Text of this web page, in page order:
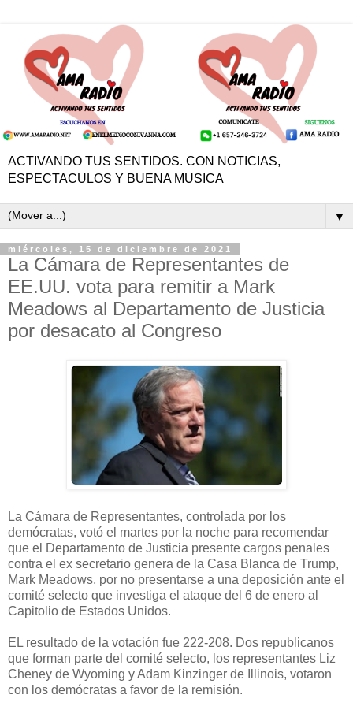
ACTIVANDO TUS SENTIDOS. CON NOTICIAS,
ESPECTACULOS Y BUENA MUSICA
▼
miércoles, 15 de diciembre de 2021
La Cámara de Representantes de
EE.UU. vota para remitir a Mark
Meadows al Departamento de Justicia
por desacato al Congreso
La Cámara de Representantes, controlada por los
demócratas, votó el martes por la noche para recomendar
que el Departamento de Justicia presente cargos penales
contra el ex secretario genera de la Casa Blanca de Trump,
Mark Meadows, por no presentarse a una deposición ante el
comité selecto que investiga el ataque del 6 de enero al
Capitolio de Estados Unidos.
EL resultado de la votación fue 222-208. Dos republicanos
que forman parte del comité selecto, los representantes Liz
Cheney de Wyoming y Adam Kinzinger de Illinois, votaron
con los demócratas a favor de la remisión.